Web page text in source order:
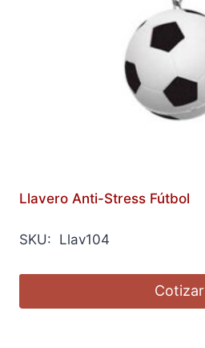
Llavero Anti-Stress Fútbol
SKU: Llav104
Cotizar